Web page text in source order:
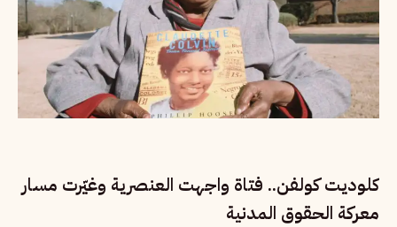
كلوديت كولفن.. فتاة واجهت العنصرية وغيّرت مسار
معركة الحقوق المدنية